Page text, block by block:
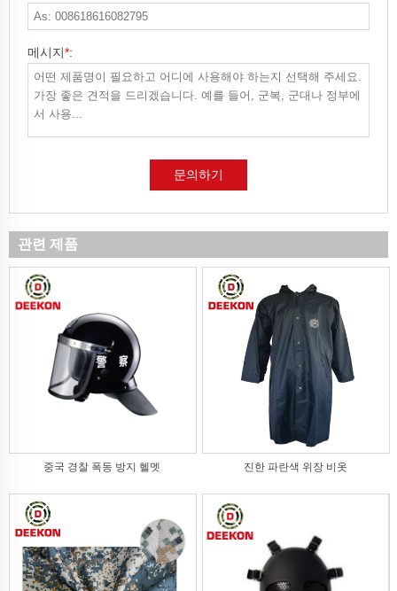
메시지*:
문의하기
관련 제품
중국 경찰 폭동 방지 헬멧 진한 파란색 위장 비옷